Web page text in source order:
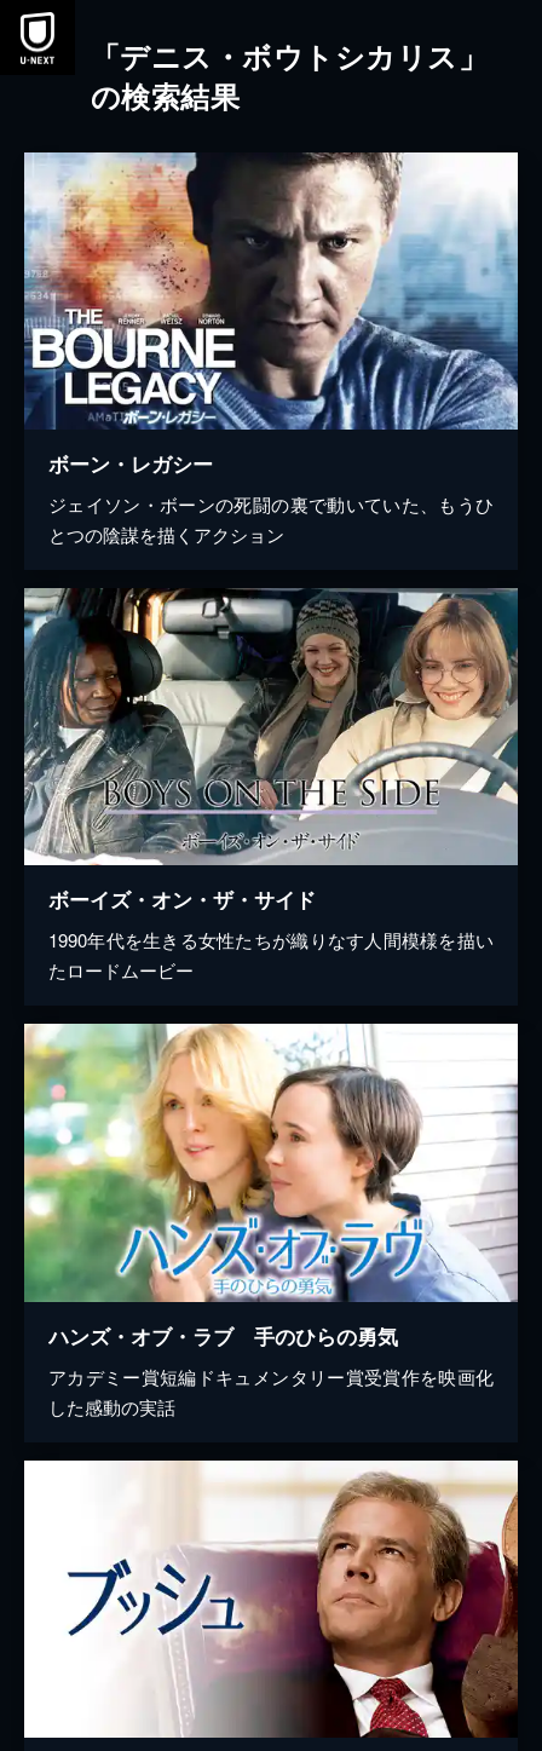
本文へスキップ
「デニス・ボウトシカリス」
の検索結果
ボーン・レガシー
ジェイソン・ボーンの死闘の裏で動いていた、もうひ
とつの陰謀を描くアクション
ボーイズ・オン・ザ・サイド
1990年代を生きる女性たちが織りなす人間模様を描い
たロードムービー
ハンズ・オブ・ラブ 手のひらの勇気
アカデミー賞短編ドキュメンタリー賞受賞作を映画化
した感動の実話